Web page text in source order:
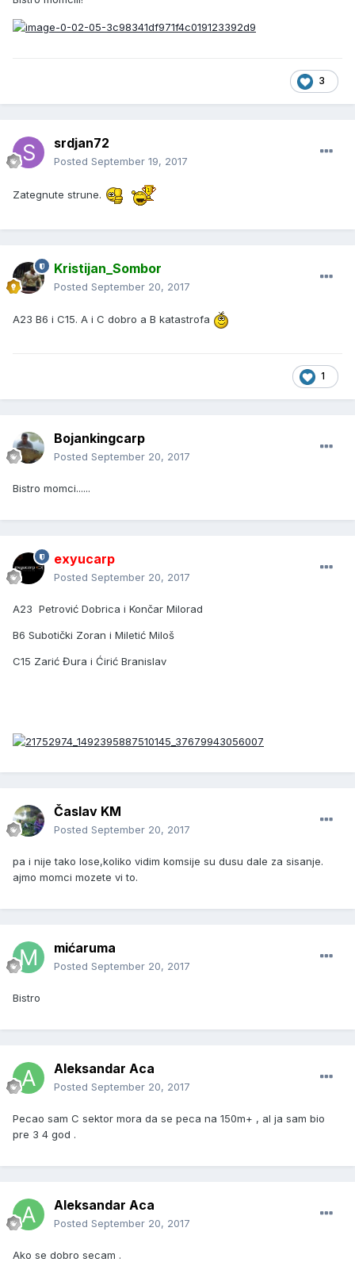
3
srdjan72
Posted September 19, 2017
Zategnute strune.
Kristijan_Sombor
Posted September 20, 2017
A23 B6 i C15. A i C dobro a B katastrofa
1
Bojankingcarp
Posted September 20, 2017
Bistro momci......
exyucarp
Posted September 20, 2017
A23 Petrović Dobrica i Končar Milorad
B6 Subotički Zoran i Miletić Miloš
C15 Zarić Đura i Ćirić Branislav
Časlav KM
Posted September 20, 2017
pa i nije tako lose,koliko vidim komsije su dusu dale za sisanje.
ajmo momci mozete vi to.
mićaruma
Posted September 20, 2017
Bistro
Aleksandar Aca
Posted September 20, 2017
Pecao sam C sektor mora da se peca na 150m+ , al ja sam bio
pre 3 4 god .
Aleksandar Aca
Posted September 20, 2017
Ako se dobro secam .